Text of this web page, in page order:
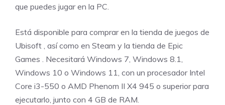
que puedes jugar en la PC.
Está disponible para comprar en la tienda de juegos de
Ubisoft , así como en Steam y la tienda de Epic
Games . Necesitará Windows 7, Windows 8.1,
Windows 10 o Windows 11, con un procesador Intel
Core i3-550 o AMD Phenom II X4 945 o superior para
ejecutarlo, junto con 4 GB de RAM.